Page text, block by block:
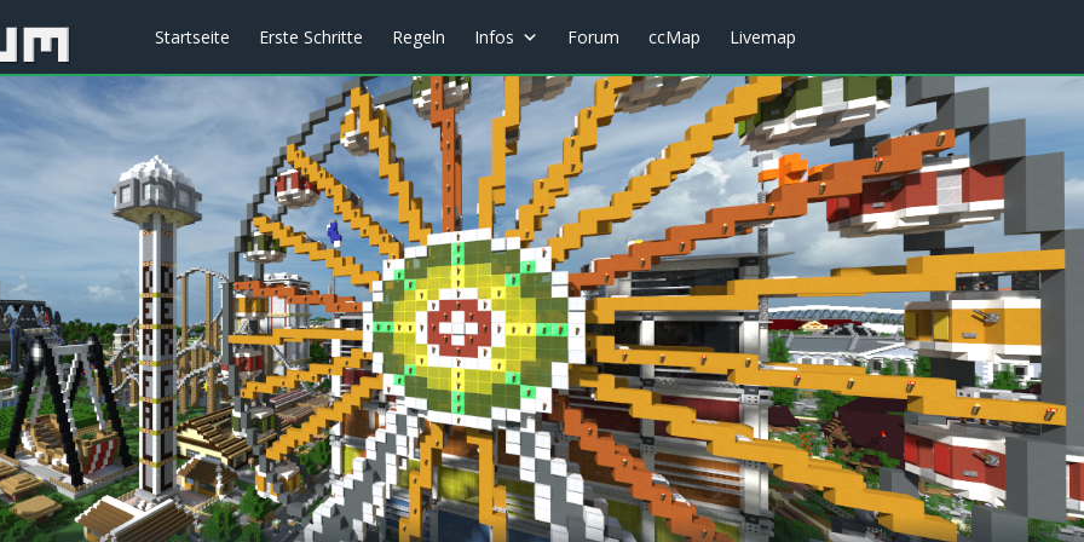
Startseite Erste Schritte Regeln Infos Forum ccMap Livemap